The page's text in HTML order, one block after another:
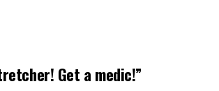
Get a medic!”